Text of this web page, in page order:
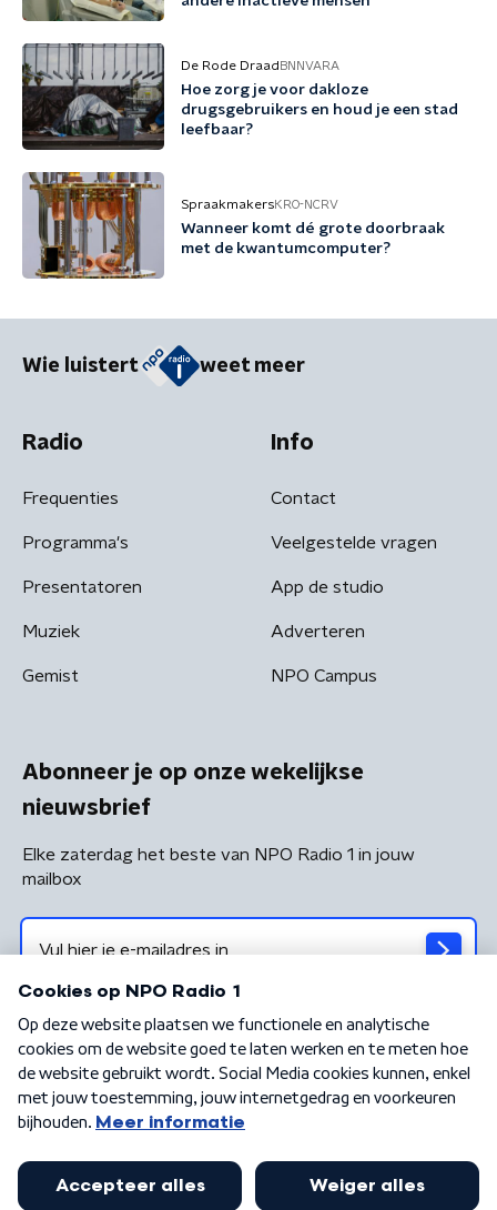
De Rode Draad BNNVARA
Hoe zorg je voor dakloze
drugsgebruikers en houd je een stad
leefbaar?
SpraakmakersKRO-NCRV
Wanneer komt dé grote doorbraak
met de kwantumcomputer?
Wie luistert weet meer
Radio
Frequenties
Programma's
Presentatoren
Muziek
Gemist
Info
Contact
Veelgestelde vragen
App de studio
Adverteren
NPO Campus
Abonneer je op onze wekelijkse
nieuwsbrief
Elke zaterdag het beste van NPO Radio 1 in jouw
mailbox
Algemene voorwaarden